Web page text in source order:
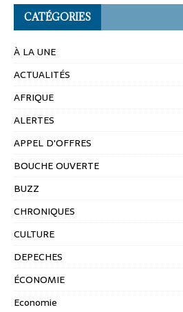
CATÉGORIES
À LA UNE
ACTUALITÉS
AFRIQUE
ALERTES
APPEL D'OFFRES
BOUCHE OUVERTE
BUZZ
CHRONIQUES
CULTURE
DEPECHES
ÉCONOMIE
Economie